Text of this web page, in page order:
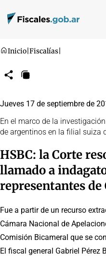
Inicio Fiscalías
CompartirCopiar
Jueves 17 de septiembre de
En el marco de la
de argentinos en la filial suiza
HSBC: la Corte
llamado a
representantes
Fue a partir de un recurso
Cámara Nacional de
Comisión Bicameral que se
El fiscal general Gabriel Pérez